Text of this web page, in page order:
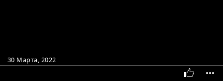
30 Марта, 2022